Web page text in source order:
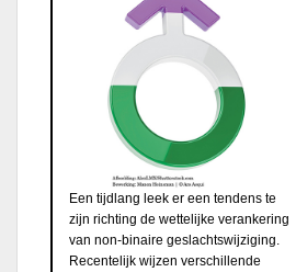
Een tijdlang leek er een tendens te
zijn richting de wettelijke verankering
van non-binaire geslachtswijziging.
Recentelijk wijzen verschillende